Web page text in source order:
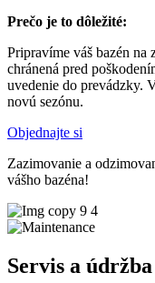
Prečo je to dôležité:
Pripravíme váš bazén na
chránená pred
uvedenie do prevádzky.
novú sezónu.
Objednajte si
Zazimovanie a
vášho bazéna!
Servis a